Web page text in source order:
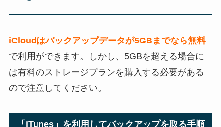
iCloudはバックアップデータが5GBまでなら無料
で利用ができます。しかし、5GBを超える場合に
は有料のストレージプランを購入する必要がある
ので注意してください。
「iTunes」を利用してバックアップを取る手順